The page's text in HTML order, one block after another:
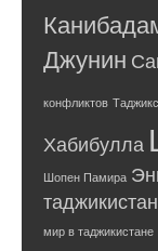
Джунин
конфликтов
Хабибулла
Шопен Памира
мир в таджикистане